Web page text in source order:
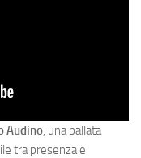
Audino, una ballata
tra presenza e